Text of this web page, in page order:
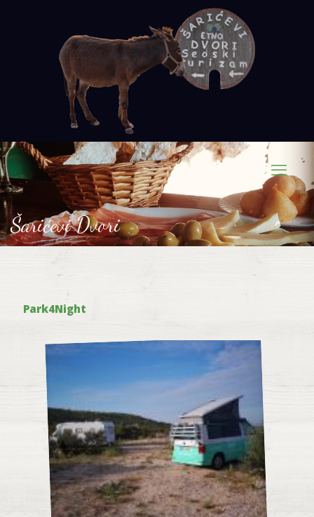
Šarićevi Dvori
Park4Night